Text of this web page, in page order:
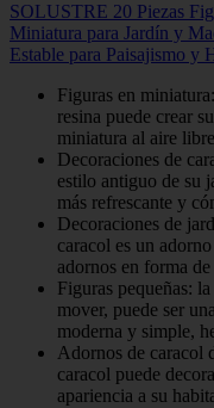
SOLUSTRE 20 Piezas
Miniatura para Jardín y
Estable para Paisajismo y
Figuras en
resina puede crear
miniatura al aire
Decoraciones de
estilo antiguo de su
más refrescante y
Decoraciones de
caracol es un
adornos en forma de
Figuras pequeñas:
mover, puede ser
moderna y simple,
Adornos de caracol
caracol puede
apariencia a su